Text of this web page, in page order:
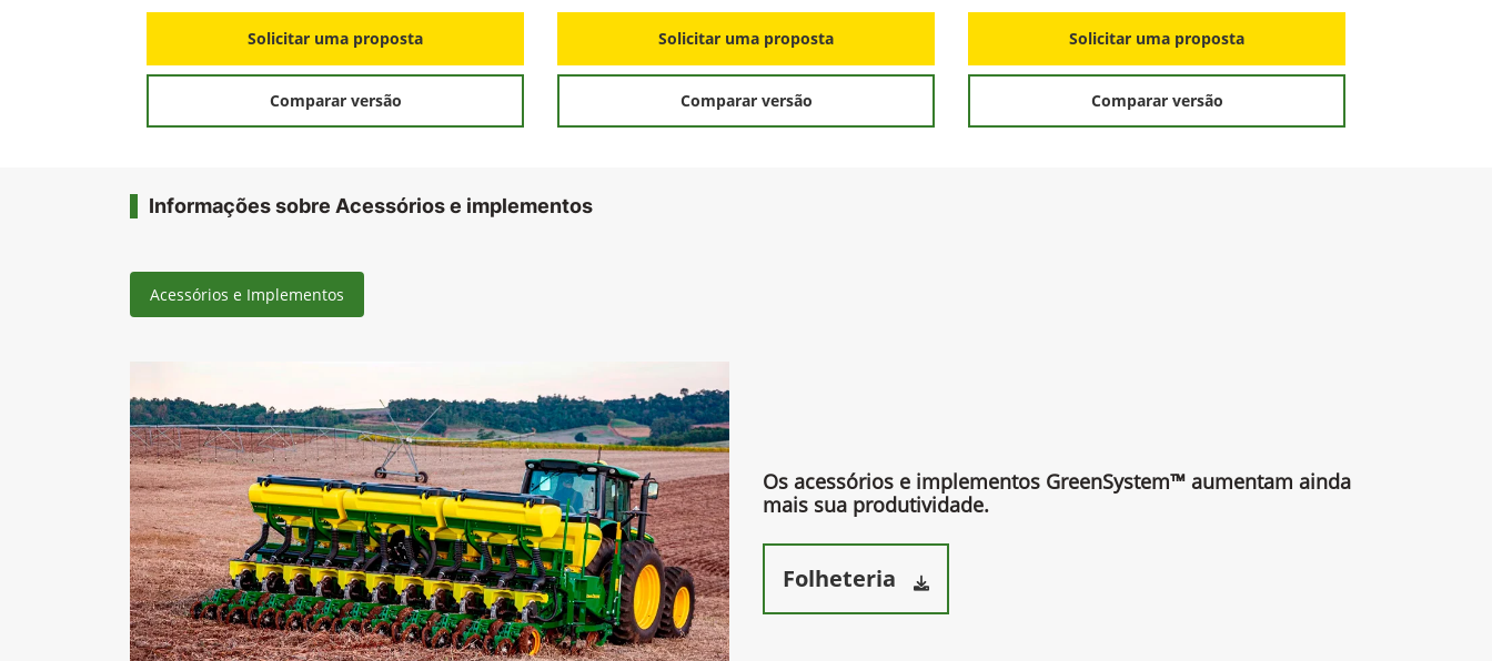
Solicitar uma proposta
Comparar versão
Solicitar uma proposta
Comparar versão
Solicitar uma proposta
Comparar versão
Informações sobre Acessórios e implementos
Acessórios e Implementos
Os acessórios e implementos GreenSystem™ aumentam ainda
mais sua produtividade.​
Folheteria